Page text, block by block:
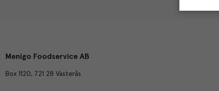
Menigo Foodservice AB
Box 1120, 721 28 Västerås